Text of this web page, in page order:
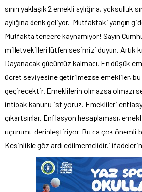
sınırı yaklaşık 2 emekli aylığına, yoksulluk
aylığına denk geliyor. Mutfaktaki yangın
Mutfakta tencere kaynamıyor! Sayın
milletvekilleri lütfen sesimizi duyun. Artık
Dayanacak gücümüz kalmadı. En düşük
ücret seviyesine getirilmezse emekliler, bu
geçirecektir. Emeklilerin olmazsa olmazı
intibak kanunu istiyoruz. Emeklileri
çıkartsınlar. Enflasyon hesaplaması,
uçurumu derinleştiriyor. Bu da çok önemli
Kesinlikle göz ardı edilmemelidir.” ifadelerini